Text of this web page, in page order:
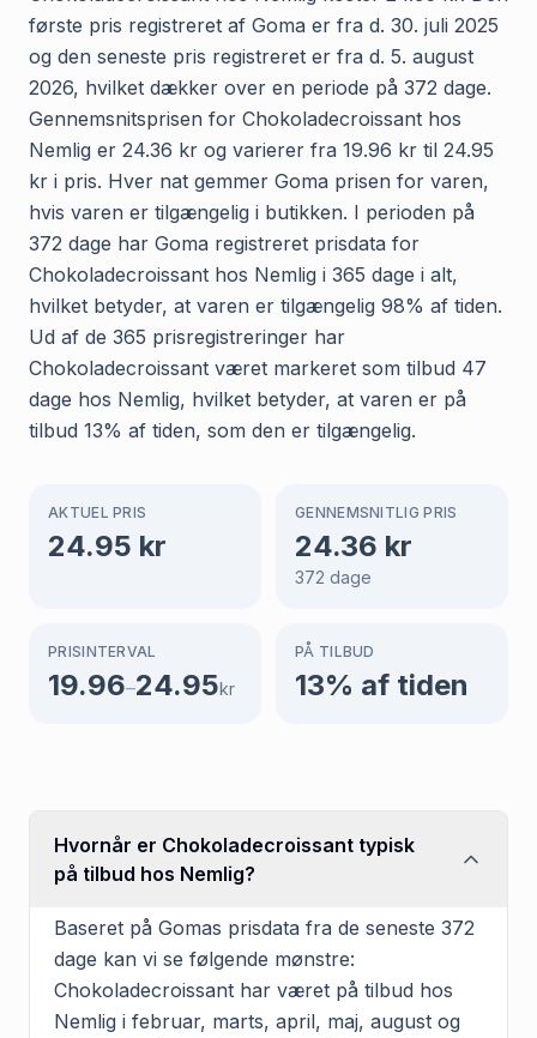
første pris registreret af Goma er fra d. 30. juli 2025
og den seneste pris registreret er fra d. 5. august
2026, hvilket dækker over en periode på 372 dage.
Gennemsnitsprisen for Chokoladecroissant hos
Nemlig er 24.36 kr og varierer fra 19.96 kr til 24.95
kr i pris. Hver nat gemmer Goma prisen for varen,
hvis varen er tilgængelig i butikken. I perioden på
372 dage har Goma registreret prisdata for
Chokoladecroissant hos Nemlig i 365 dage i alt,
hvilket betyder, at varen er tilgængelig 98% af tiden.
Ud af de 365 prisregistreringer har
Chokoladecroissant været markeret som tilbud 47
dage hos Nemlig, hvilket betyder, at varen er på
tilbud 13% af tiden, som den er tilgængelig.
AKTUEL PRIS
24.95 kr
GENNEMSNITLIG PRIS
24.36 kr
372 dage
PRISINTERVAL
19.96–24.95kr
PÅ TILBUD
13% af tiden
Hvornår er Chokoladecroissant typisk
på tilbud hos Nemlig?
Baseret på Gomas prisdata fra de seneste 372
dage kan vi se følgende mønstre:
Chokoladecroissant har været på tilbud hos
Nemlig i februar, marts, april, maj, august og